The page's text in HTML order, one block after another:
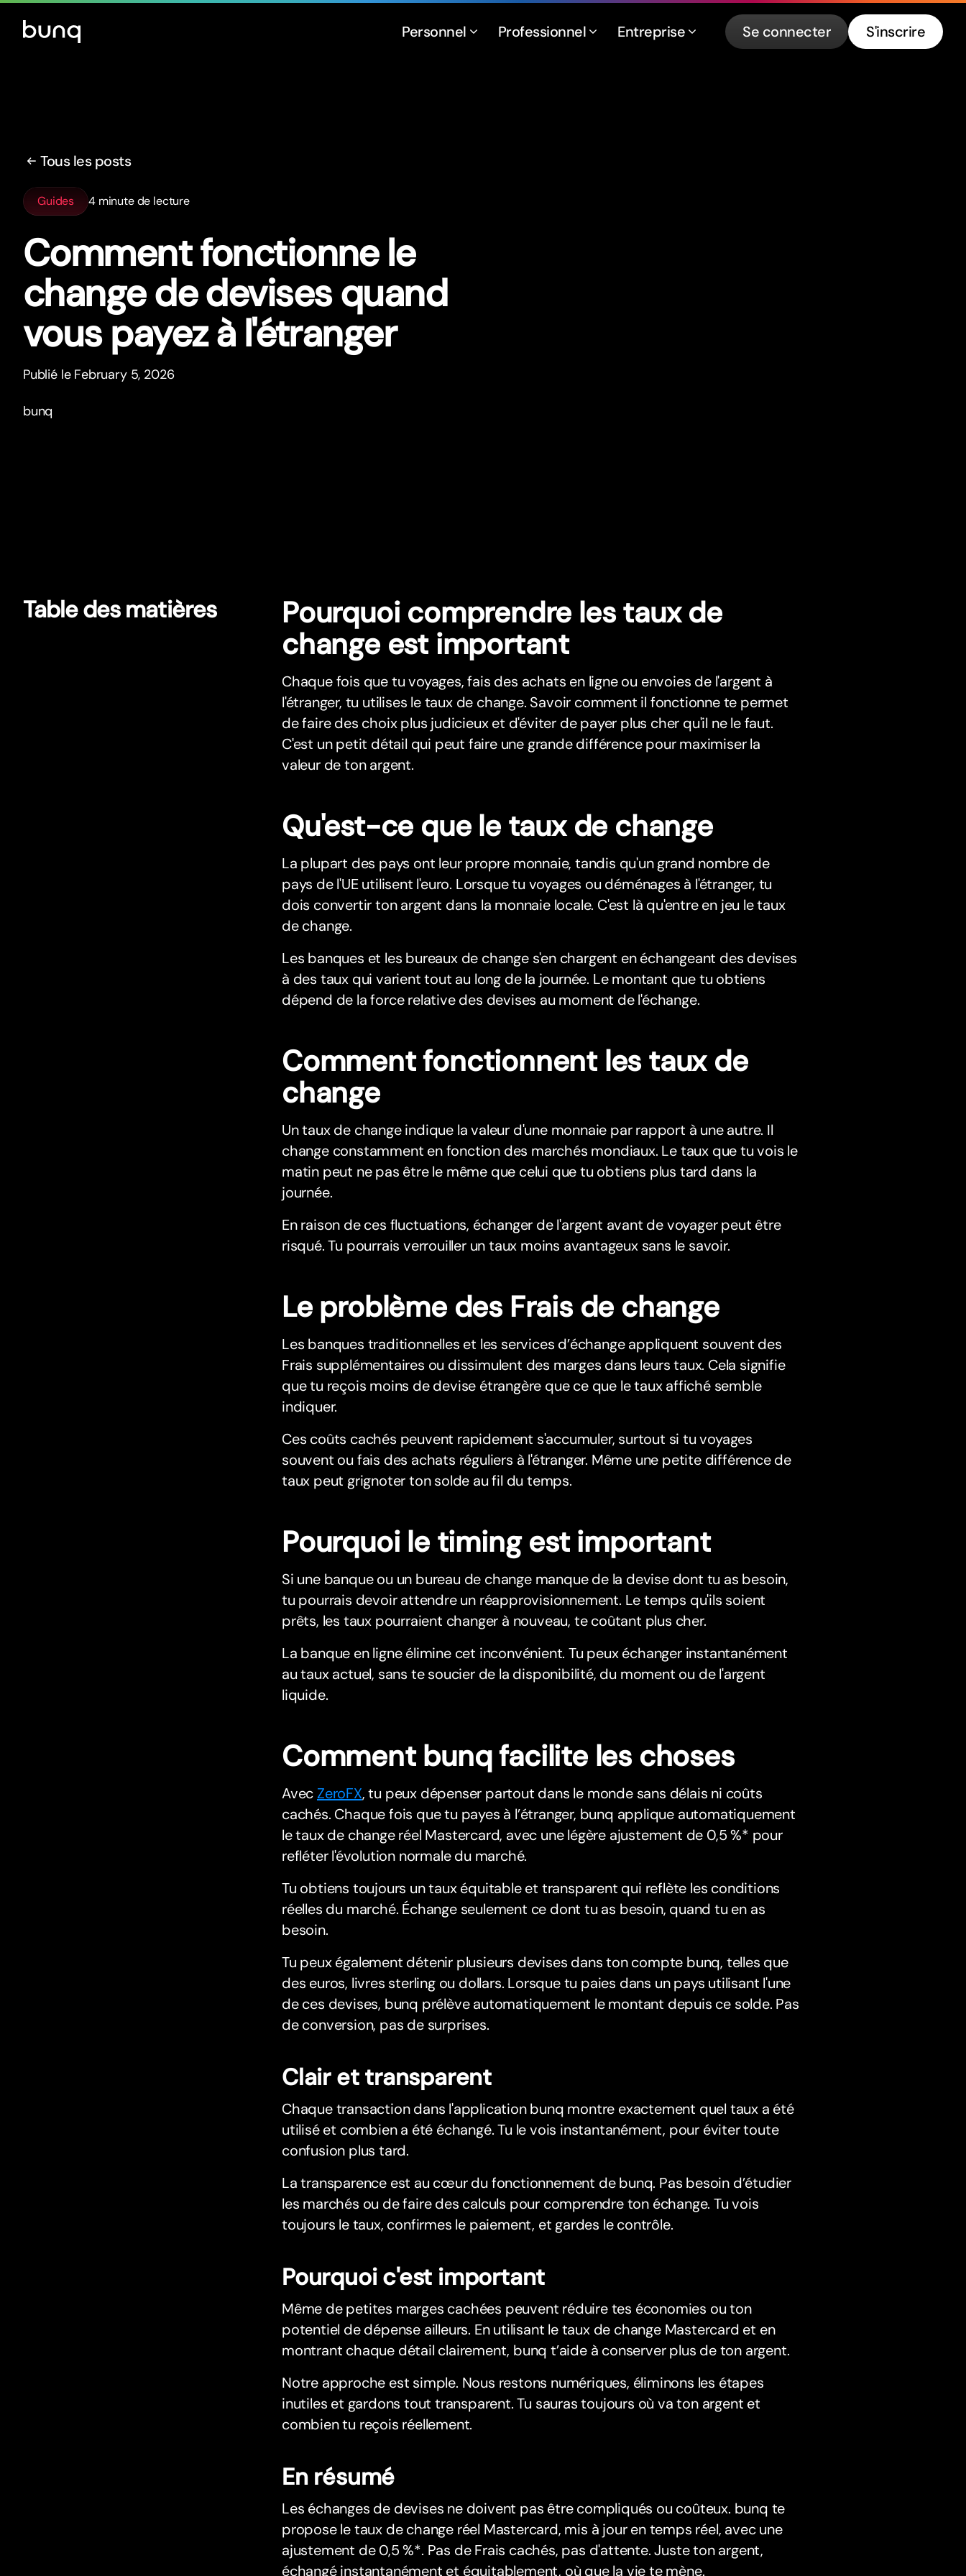
Personnel Professionnel Entreprise Se connecter S'inscrire
Tous les posts
Guides 4 minute de lecture
Comment fonctionne le
change de devises quand
vous payez à l'étranger
Publié le February 5, 2026
bunq
Table des matières
Pourquoi comprendre les taux de
change est important
Chaque fois que tu voyages, fais des achats en ligne ou envoies de l'argent à
l'étranger, tu utilises le taux de change. Savoir comment il fonctionne te permet
de faire des choix plus judicieux et d'éviter de payer plus cher qu'il ne le faut.
C'est un petit détail qui peut faire une grande différence pour maximiser la
valeur de ton argent.
Qu'est-ce que le taux de change
La plupart des pays ont leur propre monnaie, tandis qu'un grand nombre de
pays de l'UE utilisent l'euro. Lorsque tu voyages ou déménages à l'étranger, tu
dois convertir ton argent dans la monnaie locale. C'est là qu'entre en jeu le taux
de change.
Les banques et les bureaux de change s'en chargent en échangeant des devises
à des taux qui varient tout au long de la journée. Le montant que tu obtiens
dépend de la force relative des devises au moment de l'échange.
Comment fonctionnent les taux de
change
Un taux de change indique la valeur d'une monnaie par rapport à une autre. Il
change constamment en fonction des marchés mondiaux. Le taux que tu vois le
matin peut ne pas être le même que celui que tu obtiens plus tard dans la
journée.
En raison de ces fluctuations, échanger de l'argent avant de voyager peut être
risqué. Tu pourrais verrouiller un taux moins avantageux sans le savoir.
Le problème des Frais de change
Les banques traditionnelles et les services d’échange appliquent souvent des
Frais supplémentaires ou dissimulent des marges dans leurs taux. Cela signifie
que tu reçois moins de devise étrangère que ce que le taux affiché semble
indiquer.
Ces coûts cachés peuvent rapidement s'accumuler, surtout si tu voyages
souvent ou fais des achats réguliers à l'étranger. Même une petite différence de
taux peut grignoter ton solde au fil du temps.
Pourquoi le timing est important
Si une banque ou un bureau de change manque de la devise dont tu as besoin,
tu pourrais devoir attendre un réapprovisionnement. Le temps qu'ils soient
prêts, les taux pourraient changer à nouveau, te coûtant plus cher.
La banque en ligne élimine cet inconvénient. Tu peux échanger instantanément
au taux actuel, sans te soucier de la disponibilité, du moment ou de l'argent
liquide.
Comment bunq facilite les choses
AvecZeroFX, tu peux dépenser partout dans le monde sans délais ni coûts
cachés. Chaque fois que tu payes à l’étranger, bunq applique automatiquement
le taux de change réel Mastercard, avec une légère ajustement de 0,5 %* pour
refléter l'évolution normale du marché.
Tu obtiens toujours un taux équitable et transparent qui reflète les conditions
réelles du marché. Échange seulement ce dont tu as besoin, quand tu en as
besoin.
Tu peux également détenir plusieurs devises dans ton compte bunq, telles que
des euros, livres sterling ou dollars. Lorsque tu paies dans un pays utilisant l'une
de ces devises, bunq prélève automatiquement le montant depuis ce solde. Pas
de conversion, pas de surprises.
Clair et transparent
Chaque transaction dans l'application bunq montre exactement quel taux a été
utilisé et combien a été échangé. Tu le vois instantanément, pour éviter toute
confusion plus tard.
La transparence est au cœur du fonctionnement de bunq. Pas besoin d’étudier
les marchés ou de faire des calculs pour comprendre ton échange. Tu vois
toujours le taux, confirmes le paiement, et gardes le contrôle.
Pourquoi c'est important
Même de petites marges cachées peuvent réduire tes économies ou ton
potentiel de dépense ailleurs. En utilisant le taux de change Mastercard et en
montrant chaque détail clairement, bunq t’aide à conserver plus de ton argent.
Notre approche est simple. Nous restons numériques, éliminons les étapes
inutiles et gardons tout transparent. Tu sauras toujours où va ton argent et
combien tu reçois réellement.
En résumé
Les échanges de devises ne doivent pas être compliqués ou coûteux. bunq te
propose le taux de change réel Mastercard, mis à jour en temps réel, avec une
ajustement de 0,5 %*. Pas de Frais cachés, pas d'attente. Juste ton argent,
échangé instantanément et équitablement, où que la vie te mène.